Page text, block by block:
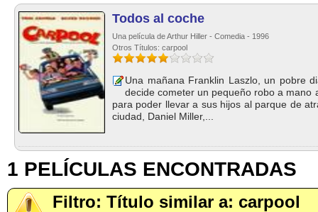
Todos al coche
Una película de Arthur Hiller - Comedia - 1996
Otros Títulos: carpool
Una mañana Franklin Laszlo, un pobre
decide cometer un pequeño robo a mano
para poder llevar a sus hijos al parque de
ciudad, Daniel Miller,...
1 PELÍCULAS ENCONTRADAS
Filtro: Título similar a: carpool